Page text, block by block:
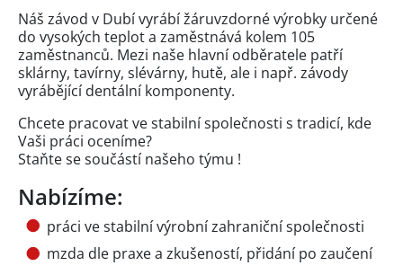
Náš závod v Dubí vyrábí žáruvzdorné výrobky určené
do vysokých teplot a zaměstnává kolem 105
zaměstnanců. Mezi naše hlavní odběratele patří
sklárny, tavírny, slévárny, hutě, ale i např. závody
vyrábějící dentální komponenty.
Chcete pracovat ve stabilní společnosti s tradicí, kde
Vaši práci oceníme?
Staňte se součástí našeho týmu !
Nabízíme:
práci ve stabilní výrobní zahraniční společnosti
mzda dle praxe a zkušeností, přidání po zaučení